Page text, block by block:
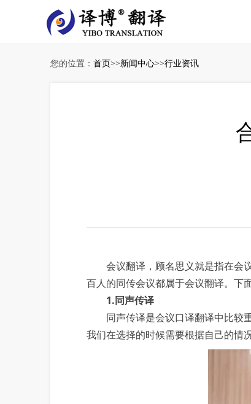
您的位置： 首页>>新闻中心>>行业资讯
会议翻译，顾名思义就是指在会议
百人的同传会议都属于会议翻译。下
1.同声传译
同声传译是会议口译翻译中比较重
我们在选择的时候需要根据自己的情